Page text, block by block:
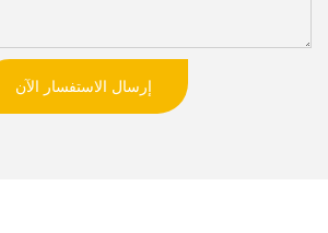
إرسال الاستفسار الآن